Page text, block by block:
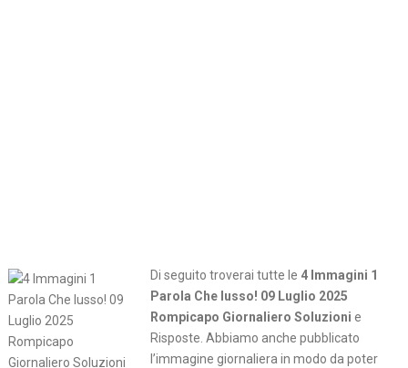
Di seguito troverai tutte le 4 Immagini 1
Parola Che lusso! 09 Luglio 2025
Rompicapo Giornaliero Soluzioni e
Risposte. Abbiamo anche pubblicato
l’immagine giornaliera in modo da poter